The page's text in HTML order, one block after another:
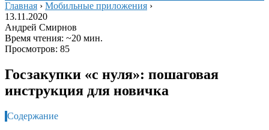
Главная › Мобильные приложения ›
13.11.2020
Андрей Смирнов
Время чтения: ~20 мин.
Просмотров: 85
Госзакупки «с нуля»: пошаговая
инструкция для новичка
Содержание